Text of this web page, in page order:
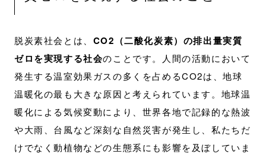
脱炭素社会とは、 CO2（二酸化炭素）の排出量実質
ゼロを実現する社会のことです。人間の活動において
発生する温室効果ガスの多くを占めるCO2は、地球
温暖化の最も大きな原因と考えられています。地球温
暖化による気候変動により、世界各地で記録的な熱波
や大雨、台風など深刻な自然災害が発生し、私たちだ
けでなく動植物などの生態系にも影響を及ぼしていま